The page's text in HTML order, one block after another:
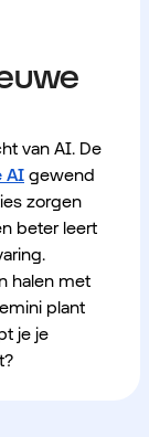
van AI. De
AI gewend
zorgen
beter leert
halen met
plant
je je